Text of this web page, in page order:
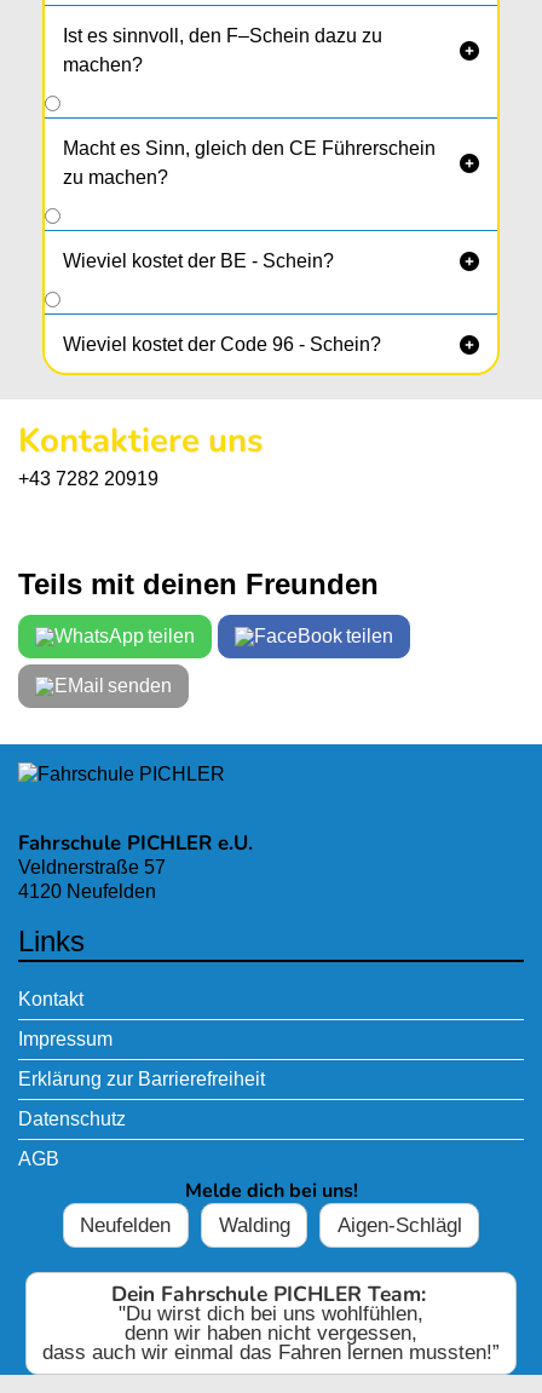
Ist es sinnvoll, den F–Schein dazu zu
machen?

Macht es Sinn, gleich den CE Führerschein
zu machen?

Wieviel kostet der BE - Schein? 
Wieviel kostet der Code 96 - Schein? 
Kontaktiere uns
+43 7282 20919
Teils mit deinen Freunden
teilen teilen
senden
Fahrschule PICHLER e.U.
Veldnerstraße 57
4120 Neufelden
Links
Kontakt
Impressum
Erklärung zur Barrierefreiheit
Datenschutz
AGB
Melde dich bei uns!
Neufelden Walding Aigen-Schlägl
Dein Fahrschule PICHLER Team:
"Du wirst dich bei uns wohlfühlen,
denn wir haben nicht vergessen,
dass auch wir einmal das Fahren lernen mussten!”